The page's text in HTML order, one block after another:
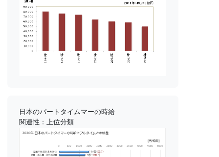
日本のパートタイムマーの時給
関連性：上位分類